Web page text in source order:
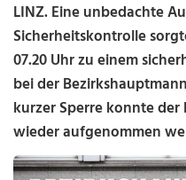
LINZ. Eine unbedachte
Sicherheitskontrolle
07.20 Uhr zu einem
bei der
kurzer Sperre konnte
wieder aufgenommen